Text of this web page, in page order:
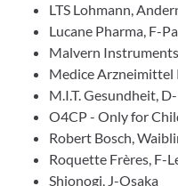
LTS Lohmann,
Lucane Pharma, F-
Malvern
Medice Arzneimittel
M.I.T. Gesundheit,
O4CP - Only for
Robert Bosch,
Roquette Frères, F-
Shionogi, J-Osaka